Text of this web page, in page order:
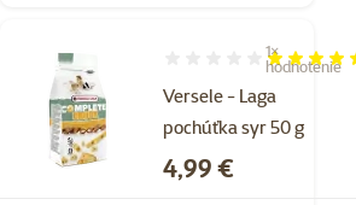
Versele - Laga
pochúťka syr 50 g
Hodnotenie 100%, počet
1×
hodnotenie
Cena
4,99 €